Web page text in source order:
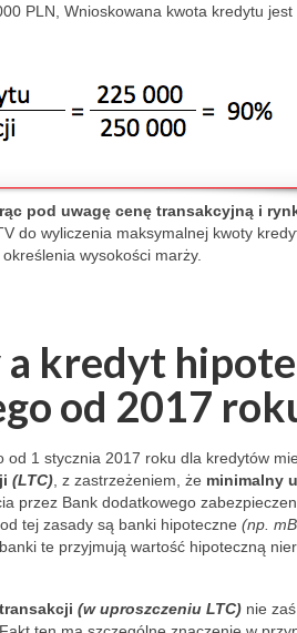
PLN, Wnioskowana kwota kredytu jest
pod uwagę cenę transakcyjną i
do wyliczenia maksymalnej kwoty
wysokości marży.
kredyt
od 2017
1 stycznia 2017 roku dla kredytów
(LTC) , z zastrzeżeniem, że minimalny
przez Bank dodatkowego
tej zasady są banki hipoteczne (np.
te przyjmują wartość hipoteczną
(w uproszczeniu LTC) nie